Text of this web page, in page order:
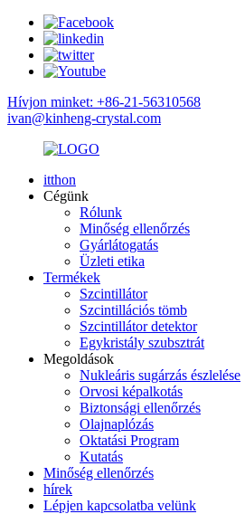
Hívjon minket: +86-21-56310568
ivan@kinheng-crystal.com
itthon
Cégünk
Rólunk
Minőség ellenőrzés
Gyárlátogatás
Üzleti etika
Termékek
Szcintillátor
Szcintillációs tömb
Szcintillátor detektor
Egykristály szubsztrát
Megoldások
Nukleáris sugárzás észlelése
Orvosi képalkotás
Biztonsági ellenőrzés
Olajnaplózás
Oktatási Program
Kutatás
Minőség ellenőrzés
hírek
Lépjen kapcsolatba velünk